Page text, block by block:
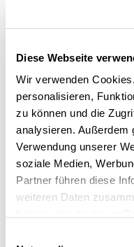
Diese Webseite
Wir verwenden
personalisieren,
zu können und die
analysieren. Außerdem
Verwendung unserer
soziale Medien,
Partner führen diese
weiteren Daten
Reichern Sie auch Ihre
Tabellen,
So werden die
immer aktuell
Inhalt frei konfiguriert
interagiert werden.
Ob Sie dabei Typo3,
oder ein selbst
Management-System